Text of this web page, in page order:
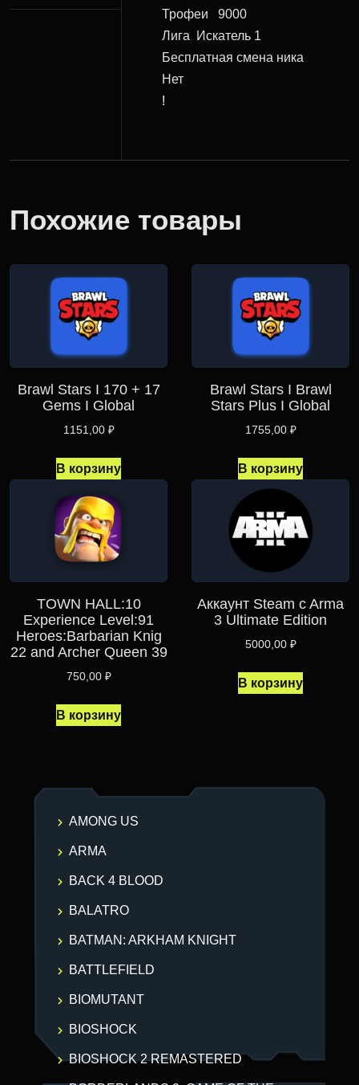
Трофеи9000
Лига
Искатель 1
Бесплатная смена ника
Нет
!
Похожие товары
Brawl Stars I 170 + 17
Gems I Global
1151,00 ₽
В корзину
Brawl Stars I Brawl
Stars Plus I Global
1755,00 ₽
В корзину
TOWN HALL:10
Experience Level:91
Heroes:Barbarian Knig
22 and Archer Queen 39
750,00 ₽
В корзину
Аккаунт Steam c Arma
3 Ultimate Edition
5000,00 ₽
В корзину
AMONG US
ARMA
BACK 4 BLOOD
BALATRO
BATMAN: ARKHAM KNIGHT
BATTLEFIELD
BIOMUTANT
BIOSHOCK
BIOSHOCK 2 REMASTERED